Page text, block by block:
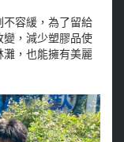
不容緩，為了留給
變，減少塑膠品使
，也能擁有美麗